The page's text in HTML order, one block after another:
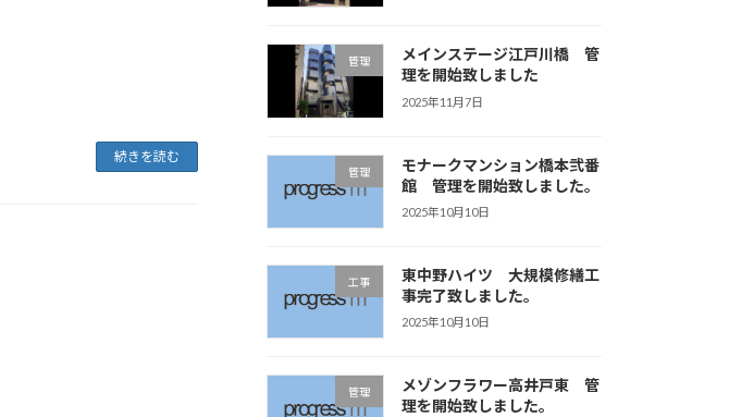
続きを読む
管理
メインステージ江戸川橋 管
理を開始致しました
2025年11月7日
管理
モナークマンション橋本弐番
館 管理を開始致しました。
2025年10月10日
工事
東中野ハイツ 大規模修繕工
事完了致しました。
2025年10月10日
管理
メゾンフラワー高井戸東 管
理を開始致しました。